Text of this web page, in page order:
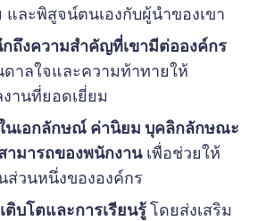
และพิสูจน์ตนเองกับผู้นำของเขา
ถึงความสำคัญที่เขามีต่อองค์กร
ดาลใจและความท้าทายให้
านที่ยอดเยี่ยม
นเอกลักษณ์ ค่านิยม บุคลิกลักษณะ
ามารถของพนักงานเพื่อช่วยให้
ส่วนหนึ่งขององค์กร
ติบโตและการเรียนรู้โดยส่งเสริม